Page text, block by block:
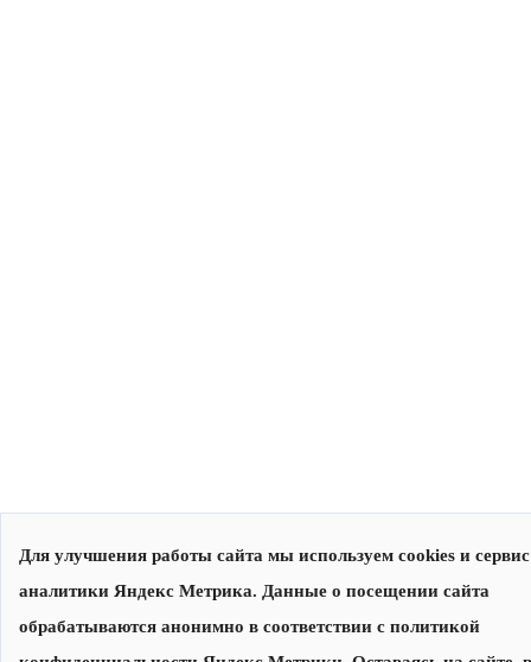
Для улучшения работы сайта мы используем cookies и
аналитики Яндекс Метрика. Данные о посещении сайта
обрабатываются анонимно в соответствии с политикой